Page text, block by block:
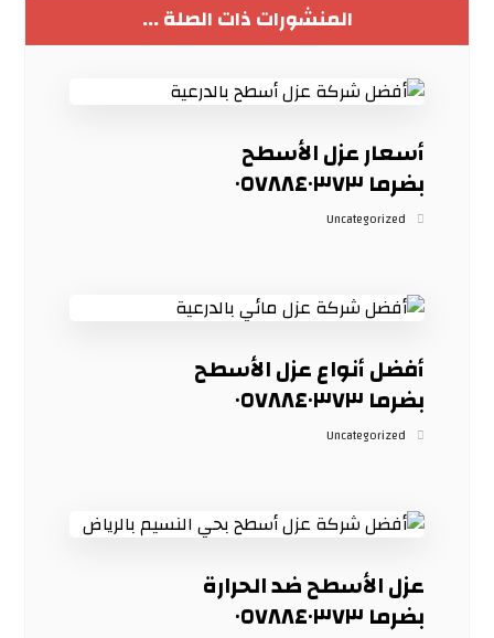
المنشورات ذات الصلة ...
أسعار عزل الأسطح
بضرما ٠٥٧٨٨٤٠٣٧٣
Uncategorized
أفضل أنواع عزل الأسطح
بضرما ٠٥٧٨٨٤٠٣٧٣
Uncategorized
عزل الأسطح ضد الحرارة
بضرما ٠٥٧٨٨٤٠٣٧٣